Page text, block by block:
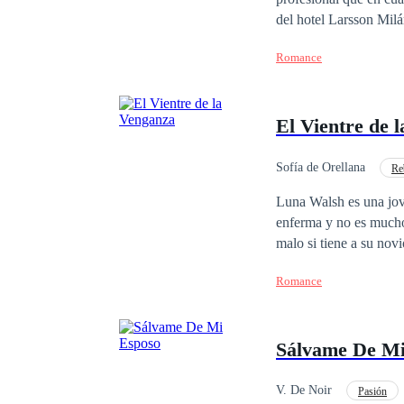
del hotel Larsson
millonaria, hermosa y
no todo lo que brilla
intensa historia
Romance
El Vientre de
Sofía de Orellana
Luna Walsh es una joven universitaria que trata
enferma y no es
malo si tiene a su
quien recurrir, se
porque las relaciones
a su heredero… hasta
Romance
Sálvame De
V. De Noir Pasión